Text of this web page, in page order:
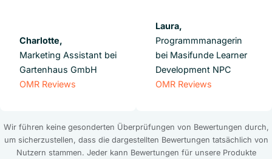
Charlotte,
Marketing Assistant bei
Gartenhaus GmbH
OMR Reviews
Laura,
Programmmanagerin
bei Masifunde Learner
Development NPC
OMR Reviews
Wir führen keine gesonderten Überprüfungen von Bewertungen durch,
um sicherzustellen, dass die dargestellten Bewertungen tatsächlich von
Nutzern stammen. Jeder kann Bewertungen für unsere Produkte